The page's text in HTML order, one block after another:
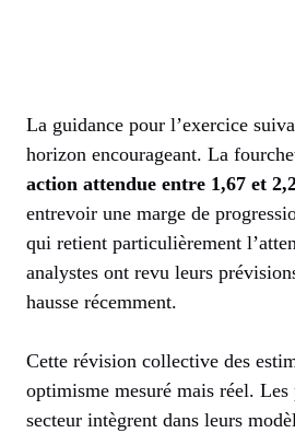
La guidance pour l’exercice
horizon encourageant. La
action attendue entre 1,67 et
entrevoir une marge de
qui retient particulièrement
analystes ont revu leurs
hausse récemment.
Cette révision collective des
optimisme mesuré mais réel. Les
secteur intègrent dans leurs